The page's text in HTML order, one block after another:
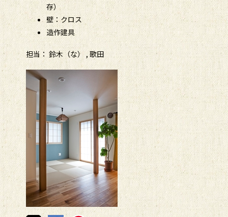
存）
壁：クロス
造作建具
担当： 鈴木（な） , 歌田